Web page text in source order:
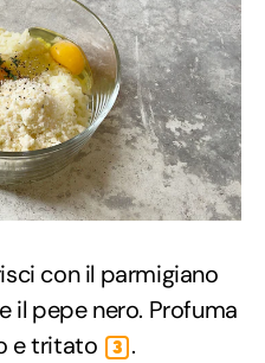
con il parmigiano
il pepe nero. Profuma
e tritato
3 .